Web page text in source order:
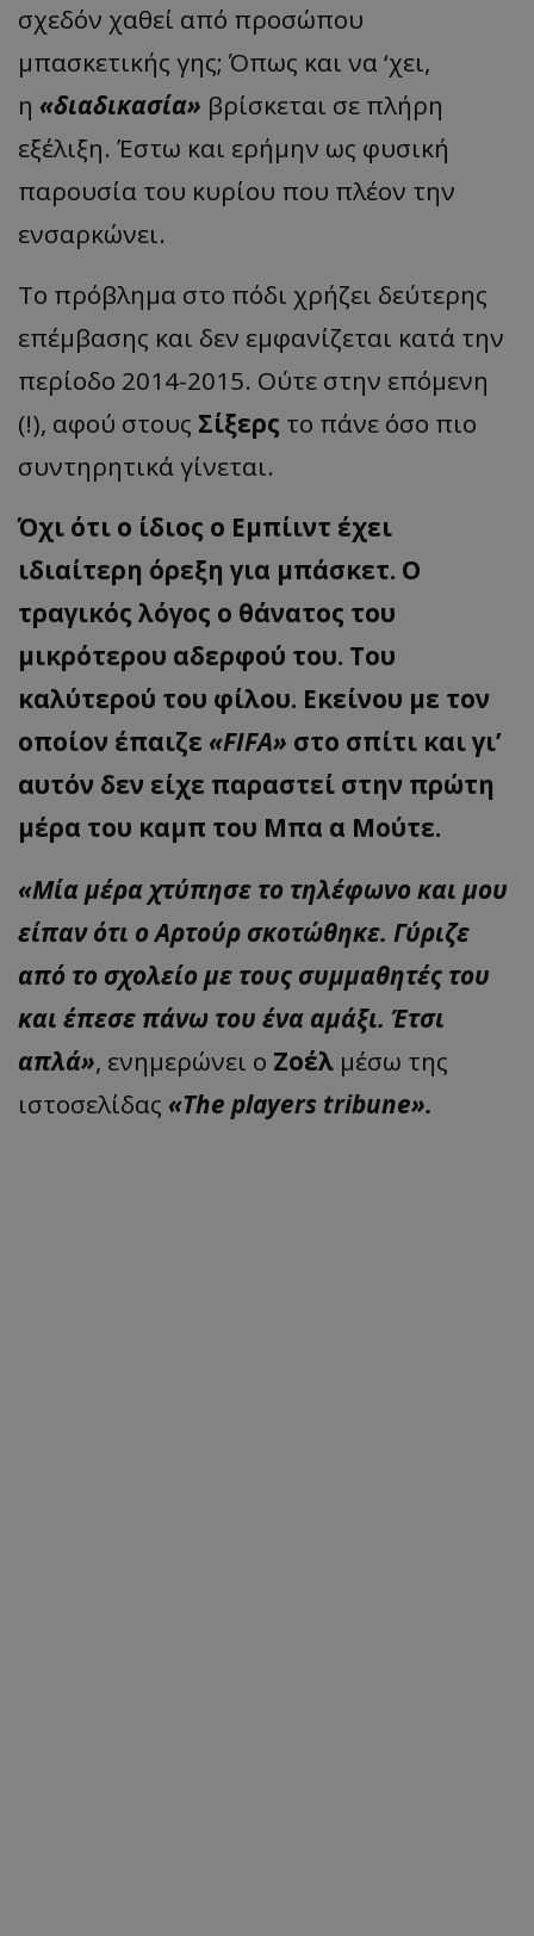
σχεδόν χαθεί από προσώπου
μπασκετικής γης; Όπως και να ‘χει,
η «διαδικασία» βρίσκεται σε πλήρη
εξέλιξη. Έστω και ερήμην ως φυσική
παρουσία του κυρίου που πλέον την
ενσαρκώνει.
Το πρόβλημα στο πόδι χρήζει δεύτερης
επέμβασης και δεν εμφανίζεται κατά την
περίοδο 2014-2015. Ούτε στην επόμενη
(!), αφού στους Σίξερς το πάνε όσο πιο
συντηρητικά γίνεται.
Όχι ότι ο ίδιος ο Εμπίιντ έχει
ιδιαίτερη όρεξη για μπάσκετ. Ο
τραγικός λόγος ο θάνατος του
μικρότερου αδερφού του. Του
καλύτερού του φίλου. Εκείνου με τον
οποίον έπαιζε «FIFA» στο σπίτι και γι’
αυτόν δεν είχε παραστεί στην πρώτη
μέρα του καμπ του Μπα α Μούτε.
«Μία μέρα χτύπησε το τηλέφωνο και μου
είπαν ότι ο Αρτούρ σκοτώθηκε. Γύριζε
από το σχολείο με τους συμμαθητές του
και έπεσε πάνω του ένα αμάξι. Έτσι
απλά», ενημερώνει ο Ζοέλ μέσω της
ιστοσελίδας «The players tribune».